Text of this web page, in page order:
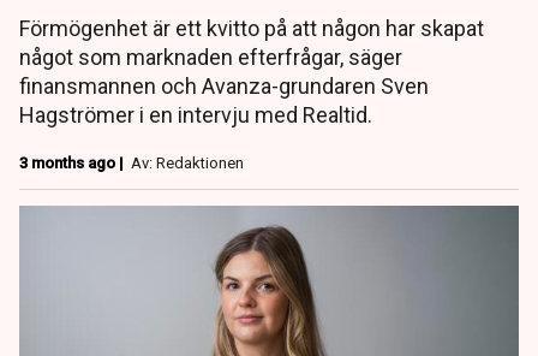
Förmögenhet är ett kvitto på att någon har skapat
något som marknaden efterfrågar, säger
finansmannen och Avanza-grundaren Sven
Hagströmer i en intervju med Realtid.
3 months ago | Av: Redaktionen